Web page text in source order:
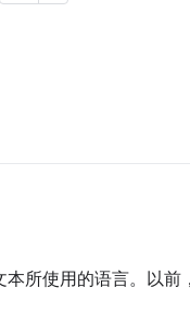
所使用的语言。以前